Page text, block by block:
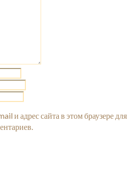
и адрес сайта в этом браузере для